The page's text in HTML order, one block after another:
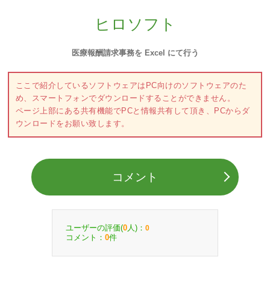
ヒロソフト
医療報酬請求事務を Excel にて行う
ここで紹介しているソフトウェアはPC向けのソフトウェアのた
め、スマートフォンでダウンロードすることができません。
ページ上部にある共有機能でPCと情報共有して頂き、PCからダ
ウンロードをお願い致します。
コメント
ユーザーの評価(0 人)： 0
コメント： 0件